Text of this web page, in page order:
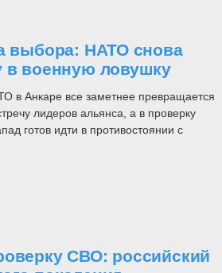
выбора: НАТО снова
в военную ловушку
в Анкаре все заметнее превращается
лидеров альянса, а в проверку
готов идти в противостоянии с
СВО: российский